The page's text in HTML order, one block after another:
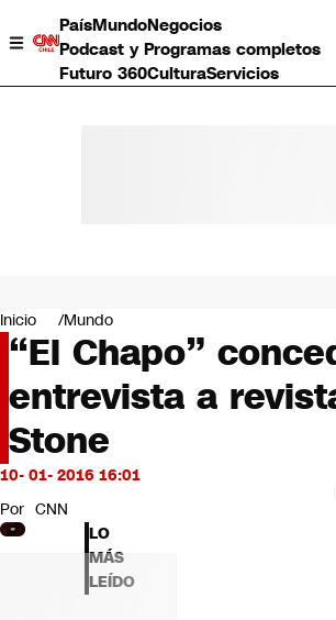
PaísMundoNegocios
Podcast y Programas completos
Futuro 360CulturaServicios
Negocios
Deportes
Programas completos
Cultura
Servicios
Bits
CNN tiempo
Futuro 360
Opinión
Inicio Mundo
“El Chapo”
entrevista a
Stone
10- 01- 2016 16:01
Por CNN
LO
MÁS
LEÍDO